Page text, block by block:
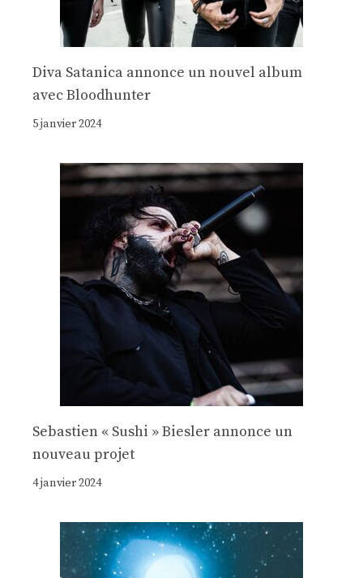
Diva Satanica annonce un nouvel album
avec Bloodhunter
5 janvier 2024
Sebastien « Sushi » Biesler annonce un
nouveau projet
4 janvier 2024